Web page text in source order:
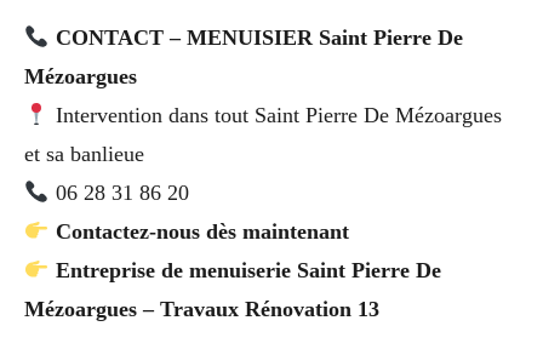
CONTACT – MENUISIER Saint Pierre De
Mézoargues
Intervention dans tout Saint Pierre De Mézoargues
et sa banlieue
06 28 31 86 20
Contactez-nous dès maintenant
Entreprise de menuiserie Saint Pierre De
Mézoargues – Travaux Rénovation 13